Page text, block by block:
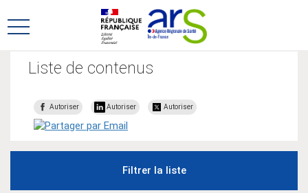
au
menu
au
contenu
Ouvrir
menu
principal
Liste de contenus
Autoriser Autoriser Autoriser
Filtrer la liste